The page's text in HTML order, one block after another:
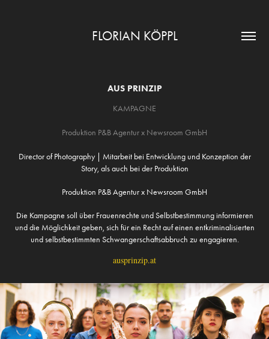
FLORIAN KÖPPL
AUS PRINZIP
KAMPAGNE
Produktion P&B Agentur x Newsroom GmbH
Director of Photography | Mitarbeit bei Entwicklung und Konzeption der
Story, als auch bei der Produktion
Produktion P&B Agentur x Newsroom GmbH
Die Kampagne soll über Frauenrechte und Selbstbestimmung informieren
und die Möglichkeit geben, sich für ein Recht auf einen entkriminalisierten
und selbstbestimmten Schwangerschaftsabbruch zu engagieren.
ausprinzip.at